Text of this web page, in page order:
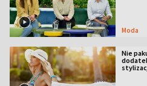
Moda
Nie